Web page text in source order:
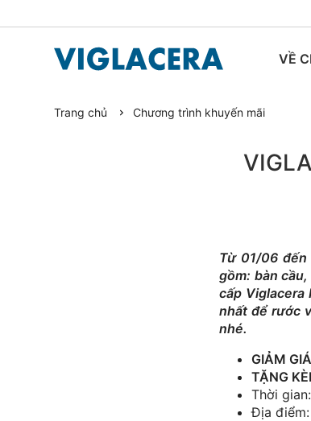
VỀ
Trang chủ Chương trình khuyến mãi
Từ 01/06 đến
gồm: bàn
cấp Viglacera
nhất để rước
nhé.
GIẢM
TẶNG
Thời gian:
Địa